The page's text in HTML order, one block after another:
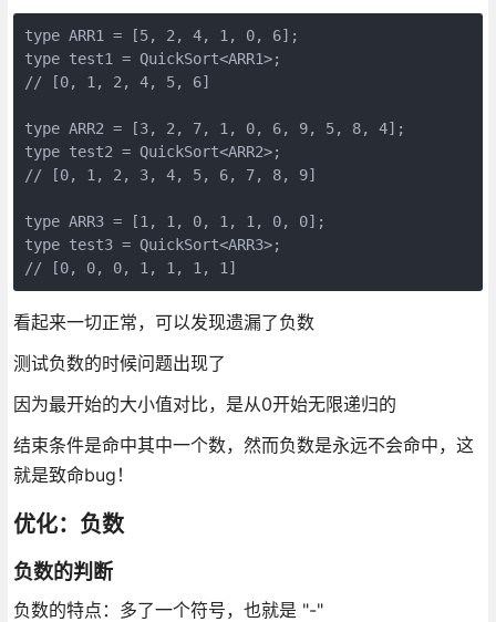
type ARR1 = [5, 2, 4, 1, 0, 6];
type test1 = QuickSort<ARR1>;
// [0, 1, 2, 4, 5, 6]
type ARR2 = [3, 2, 7, 1, 0, 6, 9, 5, 8, 4];
type test2 = QuickSort<ARR2>;
// [0, 1, 2, 3, 4, 5, 6, 7, 8, 9]
type ARR3 = [1, 1, 0, 1, 1, 0, 0];
type test3 = QuickSort<ARR3>;
// [0, 0, 0, 1, 1, 1, 1]
看起来一切正常，可以发现遗漏了负数
测试负数的时候问题出现了
因为最开始的大小值对比，是从0开始无限递归的
结束条件是命中其中一个数，然而负数是永远不会命中，这
就是致命bug！
优化：负数
负数的判断
负数的特点：多了一个符号，也就是 "-"